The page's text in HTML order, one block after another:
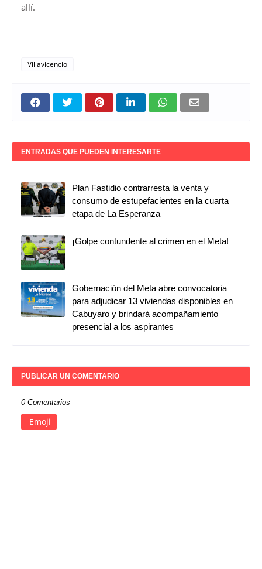
allí.
Villavicencio
ENTRADAS QUE PUEDEN INTERESARTE
Plan Fastidio contrarresta la venta y
consumo de estupefacientes en la cuarta
etapa de La Esperanza
¡Golpe contundente al crimen en el Meta!
Gobernación del Meta abre convocatoria
para adjudicar 13 viviendas disponibles en
Cabuyaro y brindará acompañamiento
presencial a los aspirantes
PUBLICAR UN COMENTARIO
0 Comentarios
Emoji